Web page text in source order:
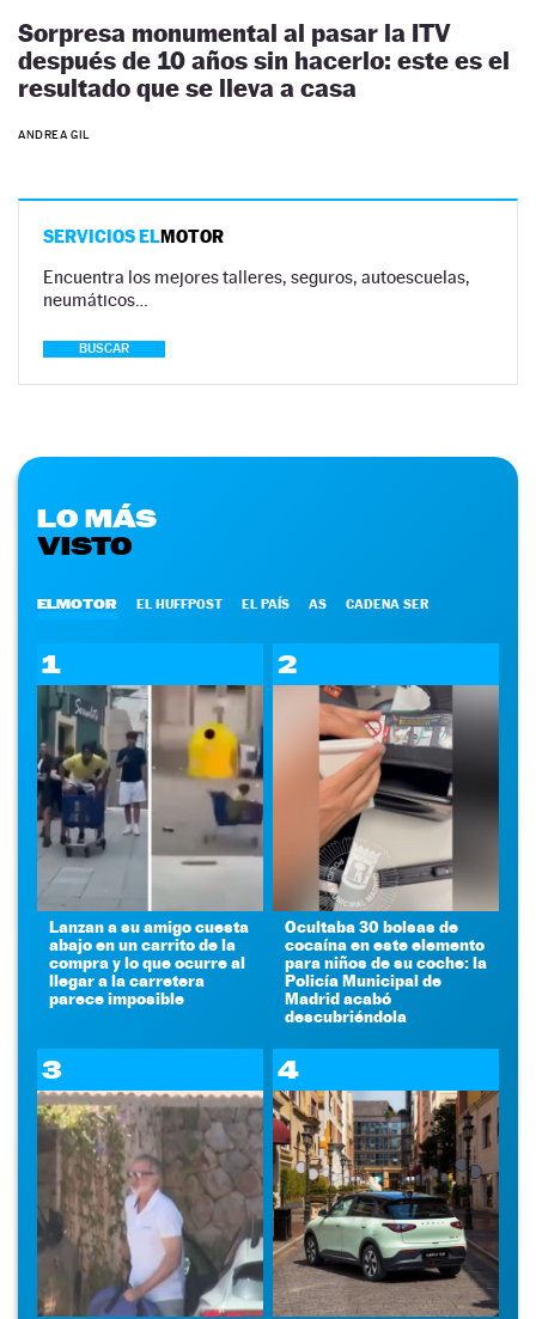
Sorpresa monumental al pasar la ITV
después de 10 años sin hacerlo: este es el
resultado que se lleva a casa
ANDREA GIL
SERVICIOS ELMOTOR
Encuentra los mejores talleres, seguros, autoescuelas,
neumáticos…
BUSCAR
LO MÁS
VISTO
ELMOTOR EL HUFFPOST EL PAÍS AS CADENA SER
1
Lanzan a su amigo cuesta
abajo en un carrito de la
compra y lo que ocurre al
llegar a la carretera
parece imposible
2
Ocultaba 30 bolsas de
cocaína en este elemento
para niños de su coche: la
Policía Municipal de
Madrid acabó
descubriéndola
3 4